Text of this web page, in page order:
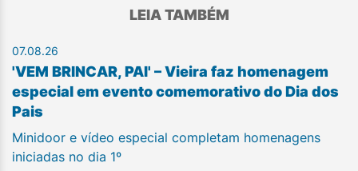
LEIA TAMBÉM
07.08.26
'VEM BRINCAR, PAI' – Vieira faz homenagem
especial em evento comemorativo do Dia dos
Pais
Minidoor e vídeo especial completam homenagens
iniciadas no dia 1º